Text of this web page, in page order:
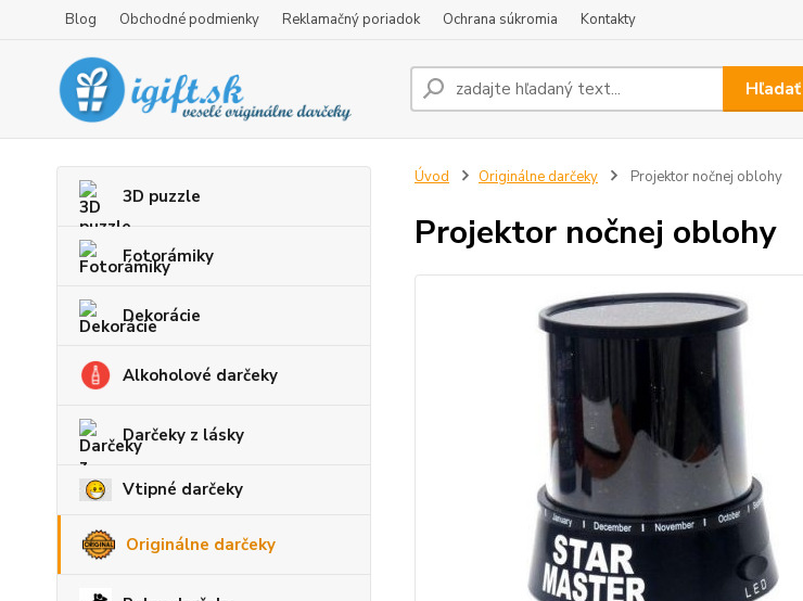
Blog Obchodné podmienky Reklamačný poriadok Ochrana súkromia Kontakty
Hľadať
3D puzzle
Fotorámiky
Dekorácie
Alkoholové darčeky
Darčeky z lásky
Vtipné darčeky
Originálne darčeky
Úvod Originálne darčeky Projektor nočnej oblohy
Projektor nočnej oblohy